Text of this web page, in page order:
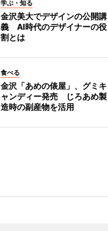
学ぶ・知る
金沢美大でデザインの公開講
義 AI時代のデザイナーの役
割とは
食べる
金沢「あめの俵屋」、グミキ
ャンディー発売 じろあめ製
造時の副産物を活用